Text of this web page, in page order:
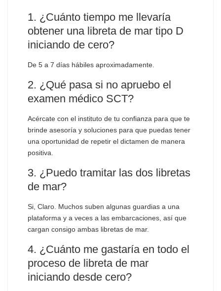
1. ¿Cuánto tiempo me llevaría
obtener una libreta de mar tipo D
iniciando de cero?
De 5 a 7 días hábiles aproximadamente.
2. ¿Qué pasa si no apruebo el
examen médico SCT?
Acércate con el instituto de tu confianza para que te
brinde asesoría y soluciones para que puedas tener
una oportunidad de repetir el dictamen de manera
positiva.
3. ¿Puedo tramitar las dos libretas
de mar?
Si, Claro. Muchos suben algunas guardias a una
plataforma y a veces a las embarcaciones, así que
cargan consigo ambas libretas de mar.
4. ¿Cuánto me gastaría en todo el
proceso de libreta de mar
iniciando desde cero?